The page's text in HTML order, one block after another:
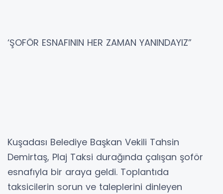
‘ŞOFÖR ESNAFININ HER ZAMAN YANINDAYIZ”
Kuşadası Belediye Başkan Vekili Tahsin
Demirtaş, Plaj Taksi durağında çalışan şoför
esnafıyla bir araya geldi. Toplantıda
taksicilerin sorun ve taleplerini dinleyen